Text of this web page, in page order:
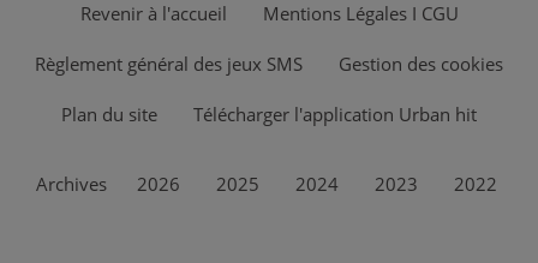
Revenir à l'accueil Mentions Légales I CGU
Règlement général des jeux SMS Gestion des cookies
Plan du site Télécharger l'application Urban hit
Archives 2026 2025 2024 2023 2022